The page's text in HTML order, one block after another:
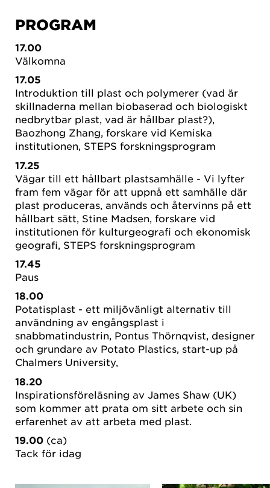
PROGRAM
17.00
Välkomna
17.05
Introduktion till plast och polymerer (vad är
skillnaderna mellan biobaserad och biologiskt
nedbrytbar plast, vad är hållbar plast?),
Baozhong Zhang, forskare vid Kemiska
institutionen, STEPS forskningsprogram
17.25
Vägar till ett hållbart plastsamhälle - Vi lyfter
fram fem vägar för att uppnå ett samhälle där
plast produceras, används och återvinns på ett
hållbart sätt, Stine Madsen, forskare vid
institutionen för kulturgeografi och ekonomisk
geografi, STEPS forskningsprogram
17.45
Paus
18.00
Potatisplast - ett miljövänligt alternativ till
användning av engångsplast i
snabbmatindustrin, Pontus Thörnqvist, designer
och grundare av Potato Plastics, start-up på
Chalmers University,
18.20
Inspirationsföreläsning av James Shaw (UK)
som kommer att prata om sitt arbete och sin
erfarenhet av att arbeta med plast.
19.00 (ca)
Tack för idag